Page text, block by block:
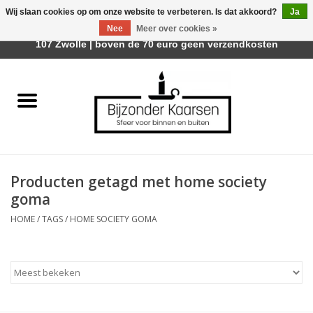
Räder Design Stories
Geurkaarsen
Tafelhaarden
Producten getagd met home society
goma
HOME/TAGS/ HOME SOCIETY GOMA
Wij slaan cookies op om onze website te verbeteren. Is dat akkoord?
Ja
Nee
Meer over cookies »
Afhalen is mogelijk bij Trotz Woon & Cadeau | Belvederelaan
107 Zwolle | boven de 70 euro geen verzendkosten